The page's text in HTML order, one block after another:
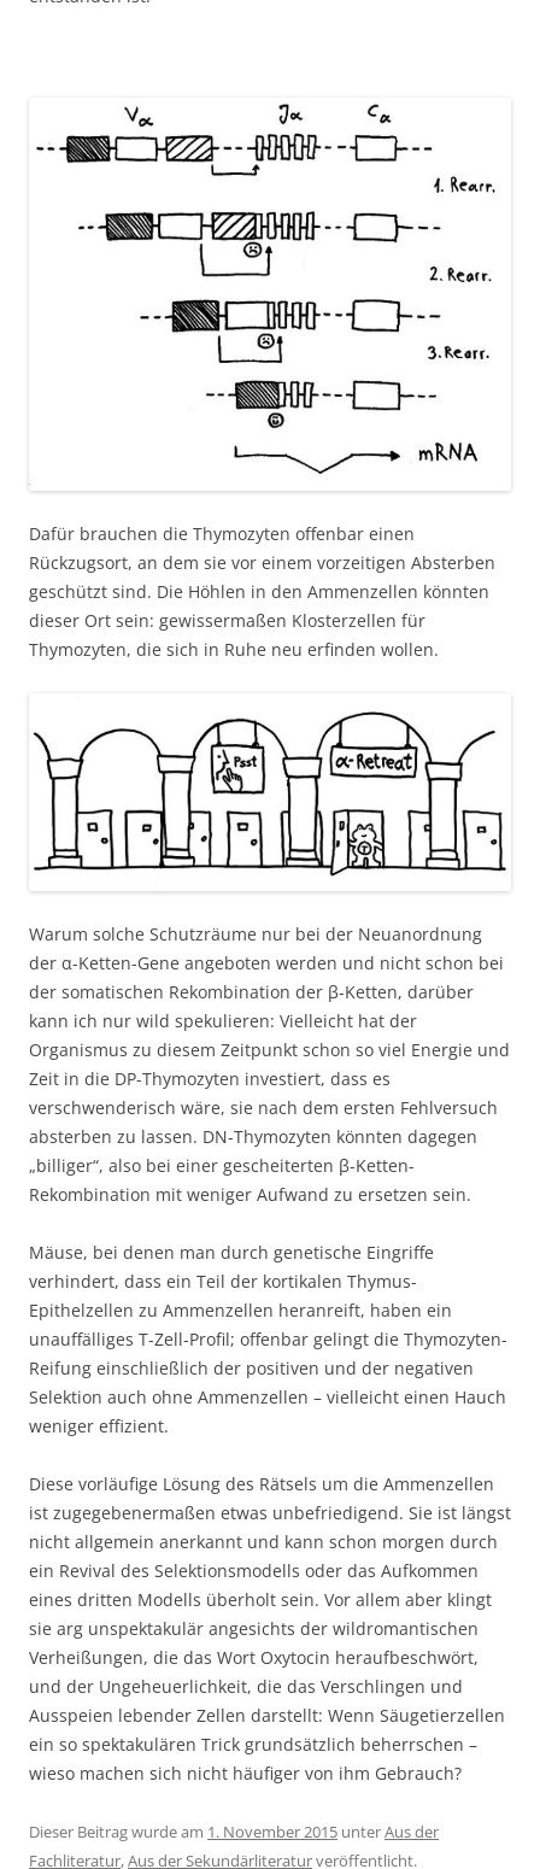
Dafür brauchen die Thymozyten offenbar einen
Rückzugsort, an dem sie vor einem vorzeitigen Absterben
geschützt sind. Die Höhlen in den Ammenzellen könnten
dieser Ort sein: gewissermaßen Klosterzellen für
Thymozyten, die sich in Ruhe neu erfinden wollen.
Warum solche Schutzräume nur bei der Neuanordnung
der α-Ketten-Gene angeboten werden und nicht schon bei
der somatischen Rekombination der β-Ketten, darüber
kann ich nur wild spekulieren: Vielleicht hat der
Organismus zu diesem Zeitpunkt schon so viel Energie und
Zeit in die DP-Thymozyten investiert, dass es
verschwenderisch wäre, sie nach dem ersten Fehlversuch
absterben zu lassen. DN-Thymozyten könnten dagegen
„billiger“, also bei einer gescheiterten β-Ketten-
Rekombination mit weniger Aufwand zu ersetzen sein.
Mäuse, bei denen man durch genetische Eingriffe
verhindert, dass ein Teil der kortikalen Thymus-
Epithelzellen zu Ammenzellen heranreift, haben ein
unauffälliges T-Zell-Profil; offenbar gelingt die Thymozyten-
Reifung einschließlich der positiven und der negativen
Selektion auch ohne Ammenzellen – vielleicht einen Hauch
weniger effizient.
Diese vorläufige Lösung des Rätsels um die Ammenzellen
ist zugegebenermaßen etwas unbefriedigend. Sie ist längst
nicht allgemein anerkannt und kann schon morgen durch
ein Revival des Selektionsmodells oder das Aufkommen
eines dritten Modells überholt sein. Vor allem aber klingt
sie arg unspektakulär angesichts der wildromantischen
Verheißungen, die das Wort Oxytocin heraufbeschwört,
und der Ungeheuerlichkeit, die das Verschlingen und
Ausspeien lebender Zellen darstellt: Wenn Säugetierzellen
ein so spektakulären Trick grundsätzlich beherrschen –
wieso machen sich nicht häufiger von ihm Gebrauch?
Dieser Beitrag wurde am 1. November 2015 unterAus der
Fachliteratur,Aus der Sekundärliteraturveröffentlicht.